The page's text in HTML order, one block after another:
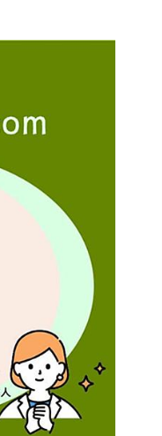
イトと共同制作）